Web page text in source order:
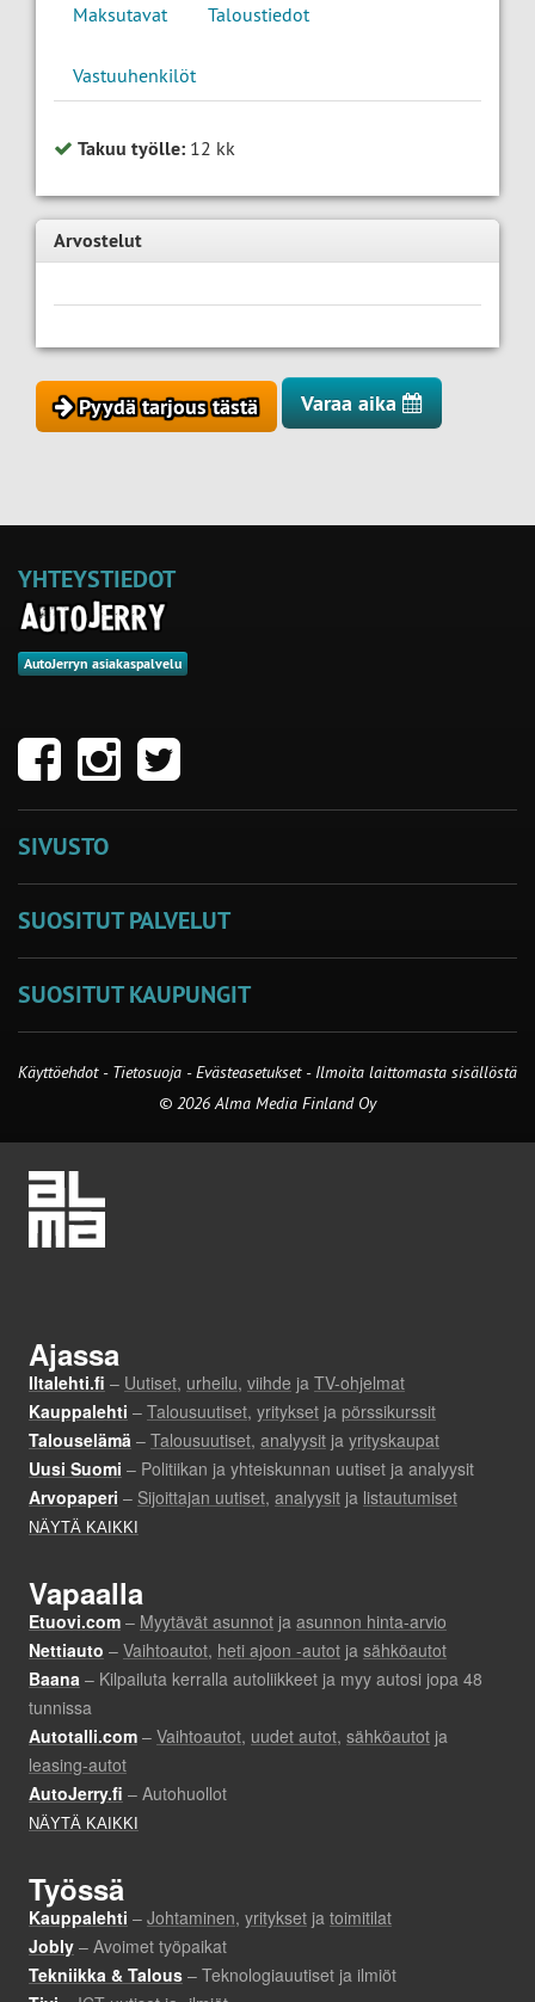
Maksutavat Taloustiedot
Vastuuhenkilöt
Takuu työlle: 12 kk
Arvostelut
Pyydä tarjous tästä Varaa aika
YHTEYSTIEDOT
AutoJerryn asiakaspalvelu
SIVUSTO
SUOSITUT PALVELUT
SUOSITUT KAUPUNGIT
Käyttöehdot - Tietosuoja -Evästeasetukset- Ilmoita laittomasta sisällöstä
© 2026 Alma Media Finland Oy